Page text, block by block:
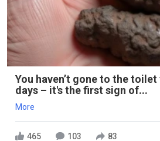
You haven’t gone to the
days – it's the first sign of...
More
465 103 83